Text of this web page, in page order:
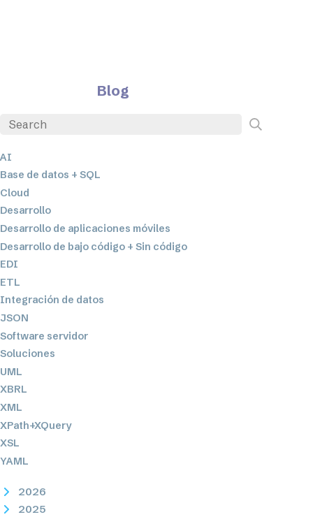
Blog
AI
Base de datos + SQL
Cloud
Desarrollo
Desarrollo de aplicaciones móviles
Desarrollo de bajo código + Sin código
EDI
ETL
Integración de datos
JSON
Software servidor
Soluciones
UML
XBRL
XML
XPath+XQuery
XSL
YAML
2026
2025